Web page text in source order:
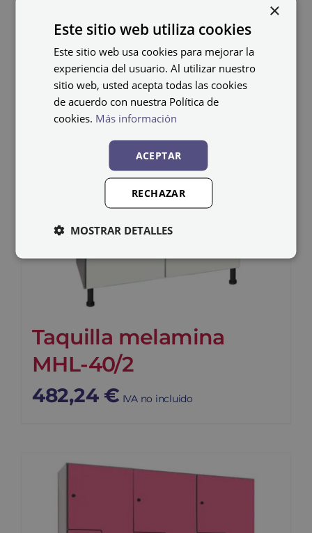
Taquilla melamina
MHL-40/2
482,24 € IVA no incluido
×
Este sitio web utiliza cookies
Este sitio web usa cookies para mejorar la
experiencia del usuario. Al utilizar nuestro
sitio web, usted acepta todas las cookies
de acuerdo con nuestra Política de
cookies. Más información
ACEPTAR
RECHAZAR
MOSTRAR DETALLES